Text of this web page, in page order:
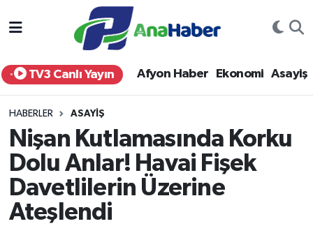
TV3 Canlı Yayın Afyon Haber Ekonomi Asayiş
HABERLER ASAYIŞ
Nişan Kutlamasında Korku
Dolu Anlar! Havai Fişek
Davetlilerin Üzerine
Ateşlendi
Yurt Haber
Afyon Haber
Siyaset
Spor
Afyonkarahisar Nöbetçi Eczaneler
Afyonkarahisar Hava Durumu
Afyonkarahisar Trafik Yoğunluk Haritası
Süper Lig Puan Durumu ve Fikstür